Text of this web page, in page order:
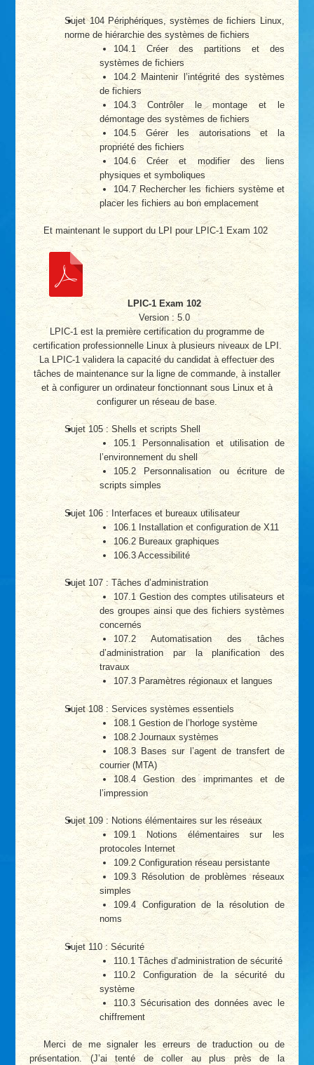
Sujet 104 Périphériques, systèmes de fichiers Linux,
norme de hiérarchie des systèmes de fichiers
104.1 Créer des partitions et des
systèmes de fichiers
104.2 Maintenir l’intégrité des systèmes
de fichiers
104.3 Contrôler le montage et le
démontage des systèmes de fichiers
104.5 Gérer les autorisations et la
propriété des fichiers
104.6 Créer et modifier des liens
physiques et symboliques
104.7 Rechercher les fichiers système et
placer les fichiers au bon emplacement
Et maintenant le support du LPI pour LPIC-1 Exam 102
LPIC-1 Exam 102
Version : 5.0
LPIC-1 est la première certification du programme de
certification professionnelle Linux à plusieurs niveaux de LPI.
La LPIC-1 validera la capacité du candidat à effectuer des
tâches de maintenance sur la ligne de commande, à installer
et à configurer un ordinateur fonctionnant sous Linux et à
configurer un réseau de base.
Sujet 105 : Shells et scripts Shell
105.1 Personnalisation et utilisation de
l’environnement du shell
105.2 Personnalisation ou écriture de
scripts simples
Sujet 106 : Interfaces et bureaux utilisateur
106.1 Installation et configuration de X11
106.2 Bureaux graphiques
106.3 Accessibilité
Sujet 107 : Tâches d’administration
107.1 Gestion des comptes utilisateurs et
des groupes ainsi que des fichiers systèmes
concernés
107.2 Automatisation des tâches
d’administration par la planification des
travaux
107.3 Paramètres régionaux et langues
Sujet 108 : Services systèmes essentiels
108.1 Gestion de l’horloge système
108.2 Journaux systèmes
108.3 Bases sur l’agent de transfert de
courrier (MTA)
108.4 Gestion des imprimantes et de
l’impression
Sujet 109 : Notions élémentaires sur les réseaux
109.1 Notions élémentaires sur les
protocoles Internet
109.2 Configuration réseau persistante
109.3 Résolution de problèmes réseaux
simples
109.4 Configuration de la résolution de
noms
Sujet 110 : Sécurité
110.1 Tâches d’administration de sécurité
110.2 Configuration de la sécurité du
système
110.3 Sécurisation des données avec le
chiffrement
Merci de me signaler les erreurs de traduction ou de
présentation. (J’ai tenté de coller au plus près de la